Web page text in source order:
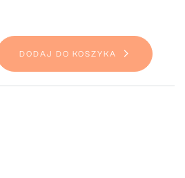
DODAJ DO KOSZYKA